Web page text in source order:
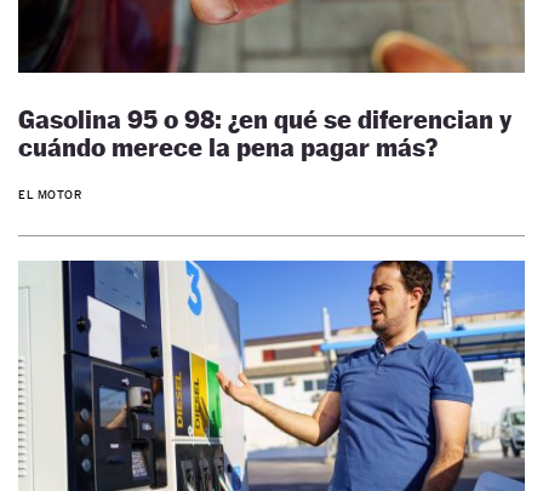
Gasolina 95 o 98: ¿en qué se diferencian y
cuándo merece la pena pagar más?
EL MOTOR